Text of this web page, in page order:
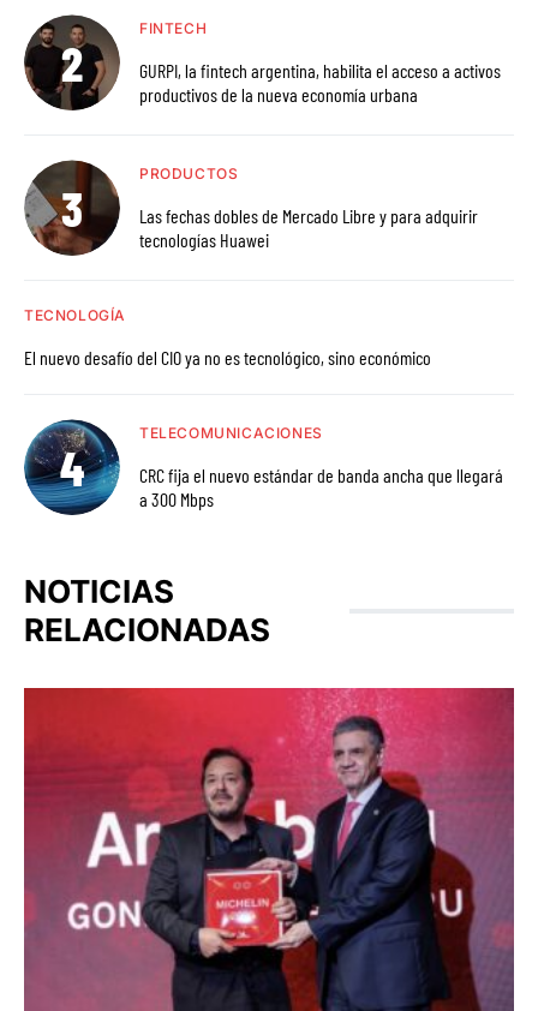
FINTECH
GURPI, la fintech argentina, habilita el acceso a activos
productivos de la nueva economía urbana
PRODUCTOS
Las fechas dobles de Mercado Libre y para adquirir
tecnologías Huawei
TECNOLOGÍA
El nuevo desafío del CIO ya no es tecnológico, sino económico
TELECOMUNICACIONES
CRC fija el nuevo estándar de banda ancha que llegará
a 300 Mbps
NOTICIAS
RELACIONADAS